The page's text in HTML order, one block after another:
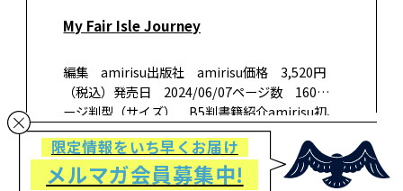
My Fair Isle Journey
編集 amirisu出版社 amirisu価格 3,520円
（税込）発売日 2024/06/07ページ数 160ペ
ージ判型（サイズ） B5判書籍紹介amirisu初、
フェアアイルニットのパターンブックをリリー
ス！ 『My Fair Isle Jour…
限定情報をいち早くお届け
メルマガ会員募集中!